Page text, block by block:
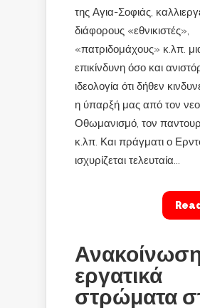
της Αγια-Σοφιάς,
διάφορους «εθνικιστές»,
«πατριδομάχους» κ.λπ.
επικίνδυνη όσο και
ιδεολογία ότι δήθεν
η ύπαρξή μας από τον
Οθωμανισμό, τον
κ.λπ. Και πράγματι ο
ισχυρίζεται τελευταία...
εργατικά
στρώματα